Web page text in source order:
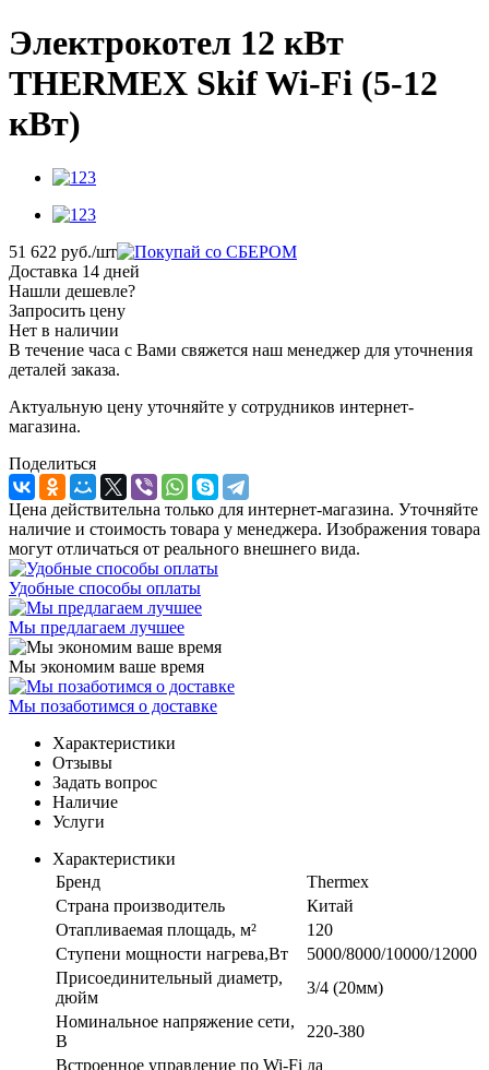
Электрокотел 12 кВт
THERMEX Skif Wi-Fi (5-12
кВт)
51 622 руб./шт
Доставка 14 дней
Нашли дешевле?
Запросить цену
Нет в наличии
В течение часа с Вами свяжется наш менеджер для уточнения
деталей заказа.
Актуальную цену уточняйте у сотрудников интернет-
магазина.
Поделиться
Цена действительна только для интернет-магазина. Уточняйте
наличие и стоимость товара у менеджера. Изображения товара
могут отличаться от реального внешнего вида.
Удобные способы оплаты
Мы предлагаем лучшее
Мы экономим ваше время
Мы позаботимся о доставке
Характеристики
Отзывы
Задать вопрос
Наличие
Услуги
Характеристики
Бренд
Thermex
Страна производитель
Китай
Отапливаемая площадь, м²
120
Ступени мощности нагрева,Вт
5000/8000/10000/12000
Присоединительный диаметр,
дюйм
3/4 (20мм)
Номинальное напряжение сети,
В
220-380
Встроенное управление по Wi-Fi да